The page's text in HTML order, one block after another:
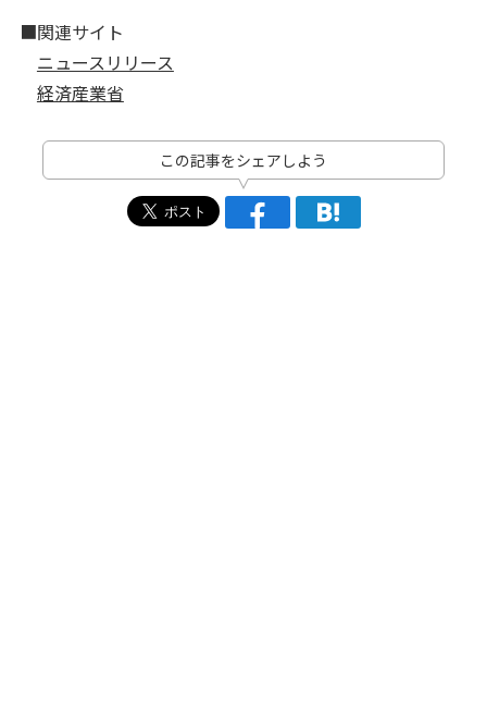
■関連サイト
ニュースリリース
経済産業省
この記事をシェアしよう